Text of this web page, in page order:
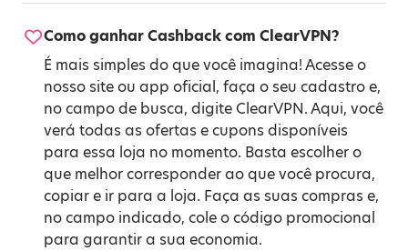
Como ganhar Cashback com ClearVPN?
É mais simples do que você imagina! Acesse o
nosso site ou app oficial, faça o seu cadastro e,
no campo de busca, digite ClearVPN. Aqui, você
verá todas as ofertas e cupons disponíveis
para essa loja no momento. Basta escolher o
que melhor corresponder ao que você procura,
copiar e ir para a loja. Faça as suas compras e,
no campo indicado, cole o código promocional
para garantir a sua economia.